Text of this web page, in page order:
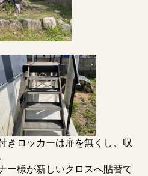
きロッカーは扉を無くし、収
ー様が新しいクロスへ貼替て